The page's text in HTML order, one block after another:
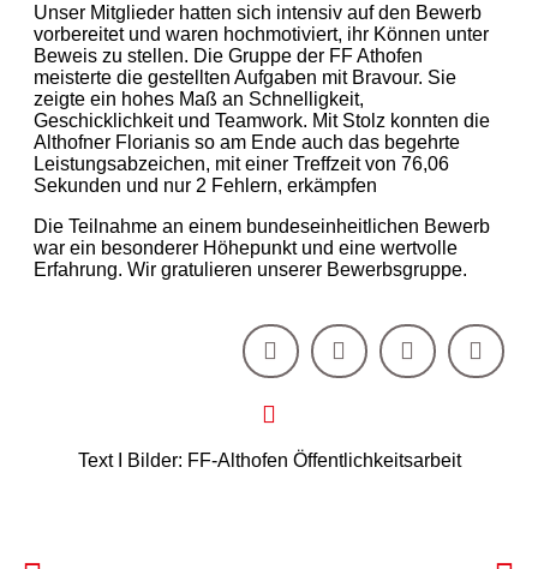
Unser Mitglieder hatten sich intensiv auf den Bewerb
vorbereitet und waren hochmotiviert, ihr Können unter
Beweis zu stellen. Die Gruppe der FF Athofen
meisterte die gestellten Aufgaben mit Bravour. Sie
zeigte ein hohes Maß an Schnelligkeit,
Geschicklichkeit und Teamwork. Mit Stolz konnten die
Althofner Florianis so am Ende auch das begehrte
Leistungsabzeichen, mit einer Treffzeit von 76,06
Sekunden und nur 2 Fehlern, erkämpfen
Die Teilnahme an einem bundeseinheitlichen Bewerb
war ein besonderer Höhepunkt und eine wertvolle
Erfahrung. Wir gratulieren unserer Bewerbsgruppe.
Text I Bilder: FF-Althofen Öffentlichkeitsarbeit